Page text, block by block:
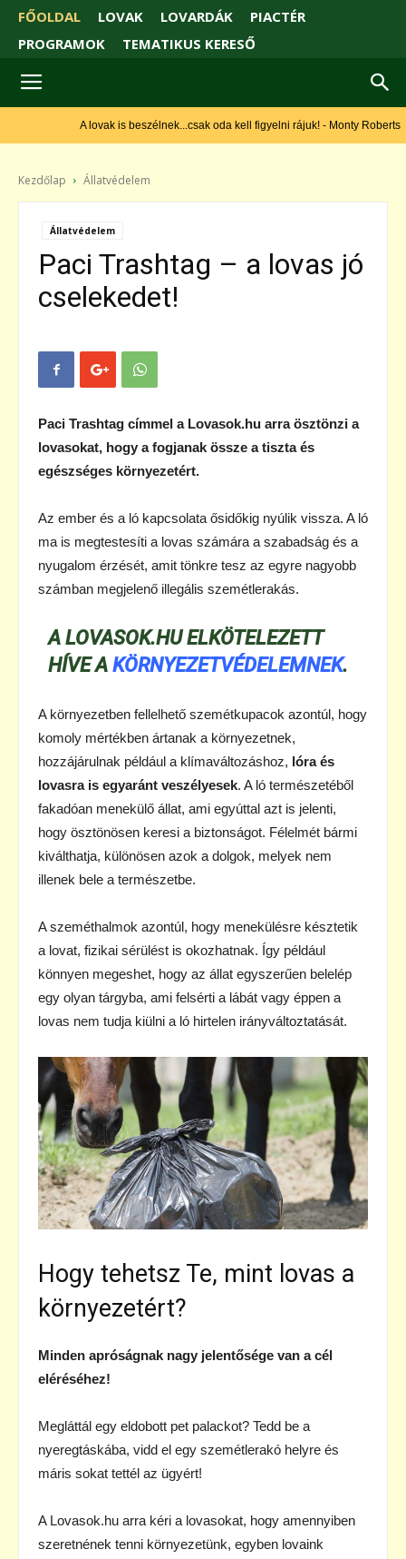
FŐOLDAL LOVAK LOVARDÁK
PIACTÉR
PROGRAMOK
TEMATIKUS KERESŐ
A lovak is beszélnek...csak oda kell figyelni rájuk! - Monty Roberts
Kezdőlap Állatvédelem
Állatvédelem
Paci Trashtag – a lovas jó
cselekedet!
Paci Trashtag címmel a Lovasok.hu arra ösztönzi a
lovasokat, hogy a fogjanak össze a tiszta és
egészséges környezetért.
Az ember és a ló kapcsolata ősidőkig nyúlik vissza. A ló
ma is megtestesíti a lovas számára a szabadság és a
nyugalom érzését, amit tönkre tesz az egyre nagyobb
számban megjelenő illegális szemétlerakás.
A LOVASOK.HU ELKÖTELEZETT
HÍVE A KÖRNYEZETVÉDELEMNEK.
A környezetben fellelhető szemétkupacok azontúl, hogy
komoly mértékben ártanak a környezetnek,
hozzájárulnak például a klímaváltozáshoz, lóra és
lovasra is egyaránt veszélyesek. A ló természetéből
fakadóan menekülő állat, ami egyúttal azt is jelenti,
hogy ösztönösen keresi a biztonságot. Félelmét bármi
kiválthatja, különösen azok a dolgok, melyek nem
illenek bele a természetbe.
A szeméthalmok azontúl, hogy menekülésre késztetik
a lovat, fizikai sérülést is okozhatnak. Így például
könnyen megeshet, hogy az állat egyszerűen belelép
egy olyan tárgyba, ami felsérti a lábát vagy éppen a
lovas nem tudja kiülni a ló hirtelen irányváltoztatását.
Hogy tehetsz Te, mint lovas a
környezetért?
Minden apróságnak nagy jelentősége van a cél
eléréséhez!
Megláttál egy eldobott pet palackot? Tedd be a
nyeregtáskába, vidd el egy szemétlerakó helyre és
máris sokat tettél az ügyért!
A Lovasok.hu arra kéri a lovasokat, hogy amennyiben
szeretnének tenni környezetünk, egyben lovaink